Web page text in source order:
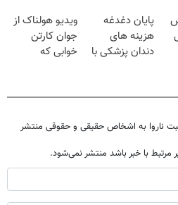
درمانش کرد؟؟؟؟
پایان دغدغه
هزینه های
دندان پزشکی با
ویدیو هولناک از
جوان کارتن
خوابی که
ناروا به اشخاص حقیقی و حقوقی منتشر
مرتبط با خبر باشد منتشر نمی‌شود.